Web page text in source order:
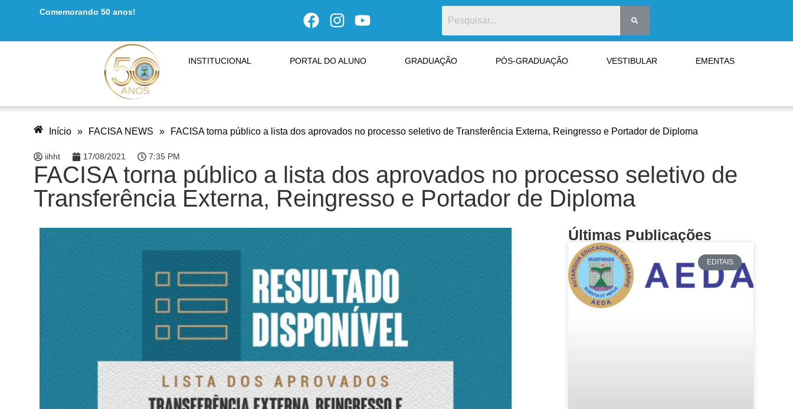
Comemorando 50 anos!
INSTITUCIONAL PORTAL DO ALUNO GRADUAÇÃO PÓS-GRADUAÇÃO VESTIBULAR EMENTAS
Início » FACISA NEWS » FACISA torna público a lista dos aprovados no processo seletivo de Transferência Externa, Reingresso e Portador de Diploma
iihht 17/08/2021 7:35 PM
FACISA torna público a lista dos aprovados no processo seletivo de
Transferência Externa, Reingresso e Portador de Diploma
Últimas Publicações
EDITAIS